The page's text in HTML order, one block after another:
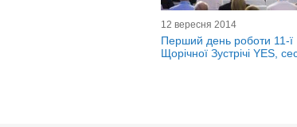
12 вересня 2014
Перший день роботи 11-ї
Щорічної Зустрічі YES,